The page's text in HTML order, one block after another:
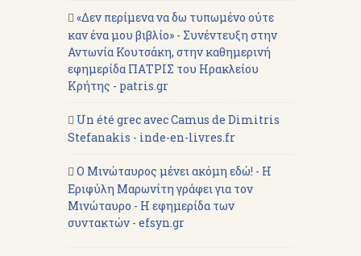
«Δεν περίμενα να δω τυπωμένο ούτε
καν ένα μου βιβλίο» - Συνέντευξη στην
Αντωνία Κουτσάκη, στην καθημερινή
εφημερίδα ΠΑΤΡΙΣ του Ηρακλείου
Κρήτης - patris.gr
Un été grec avec Camus de Dimitris
Stefanakis - inde-en-livres.fr
Ο Μινώταυρος μένει ακόμη εδώ! - Η
Εριφύλη Μαρωνίτη γράφει για τον
Μινώταυρο - Η εφημερίδα των
συντακτών - efsyn.gr